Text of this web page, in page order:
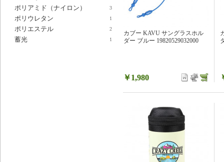
カブー KAVU サングラスホル
ダー ブルー 19820529032000
￥1,980
ポリアミド（ナイロン） 3
ポリウレタン 1
ポリエステル 2
蓄光 1